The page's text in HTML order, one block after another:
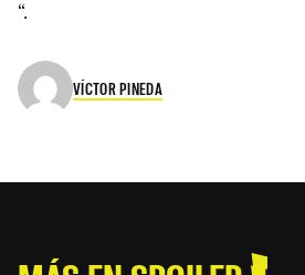
“.
VÍCTOR PINEDA